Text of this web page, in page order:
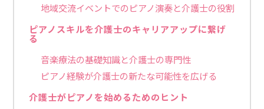
地域交流イベントでのピアノ演奏と介護士の役割
ピアノスキルを介護士のキャリアアップに繋げ
る
音楽療法の基礎知識と介護士の専門性
ピアノ経験が介護士の新たな可能性を広げる
介護士がピアノを始めるためのヒント